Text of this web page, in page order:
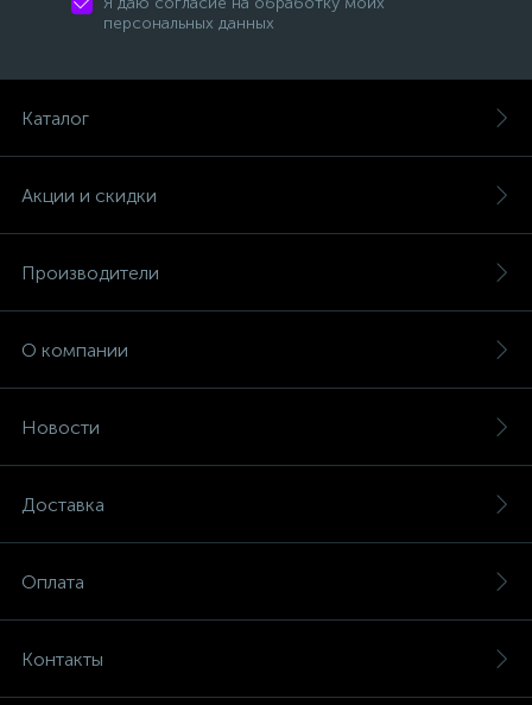
персональных данных
Каталог
Акции и скидки
Производители
О компании
Новости
Доставка
Оплата
Контакты